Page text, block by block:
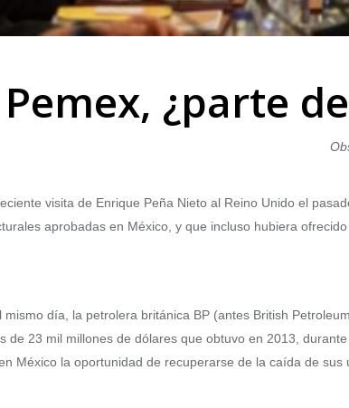
Pemex, ¿parte
visita de Enrique Peña Nieto al Reino Unido el
aprobadas en México, y que incluso hubiera
mismo día, la petrolera británica BP (antes British
de 23 mil millones de dólares que obtuvo en 2013,
México la oportunidad de recuperarse de la caída de sus